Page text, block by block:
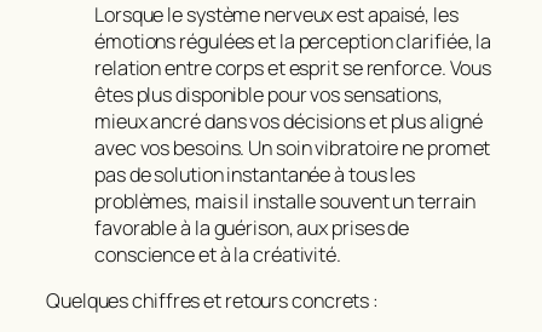
Lorsque le système nerveux est apaisé, les
émotions régulées et la perception clarifiée, la
relation entre corps et esprit se renforce. Vous
êtes plus disponible pour vos sensations,
mieux ancré dans vos décisions et plus aligné
avec vos besoins. Un soin vibratoire ne promet
pas de solution instantanée à tous les
problèmes, mais il installe souvent un terrain
favorable à la guérison, aux prises de
conscience et à la créativité.
Quelques chiffres et retours concrets :